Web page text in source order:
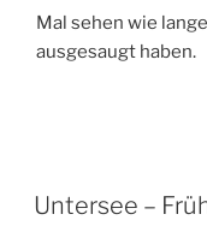
Mal sehen wie
ausgesaugt haben.
VERÖFFENTLICHT
AM
Untersee –